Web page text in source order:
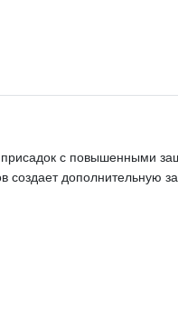
присадок с повышенными
создает дополнительную